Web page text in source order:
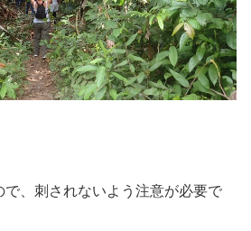
、刺されないよう注意が必要で